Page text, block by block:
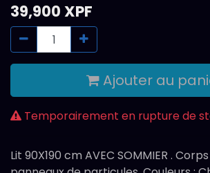
39,900XPF
Ajouter au
Temporairement en rupture de
Lit 90X190 cm AVEC SOMMIER .